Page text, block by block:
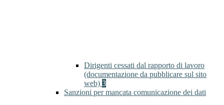
Dirigenti cessati dal rapporto di lavoro
(documentazione da pubblicare sul sito
web) 3
Sanzioni per mancata comunicazione dei dati